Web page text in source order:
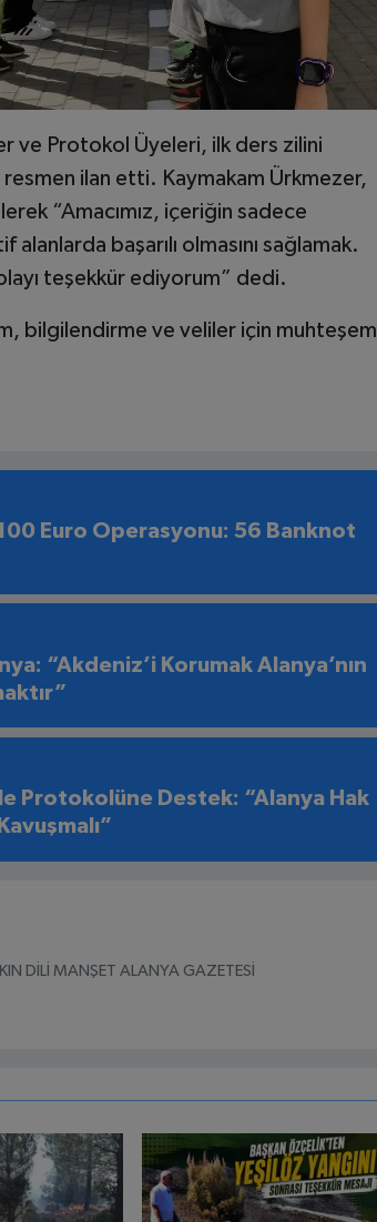
ve Protokol Üyeleri, ilk ders zilini
ilan etti. Kaymakam Ürkmezer,
“Amacımız, içeriğin sadece
başarılı olmasını sağlamak.
teşekkür ediyorum” dedi.
bilgilendirme ve veliler için muhteşem
Euro Operasyonu: 56 Banknot
“Akdeniz’i Korumak Alanya’nın
Protokolüne Destek: “Alanya Hak
DİLİ MANŞET ALANYA GAZETESİ